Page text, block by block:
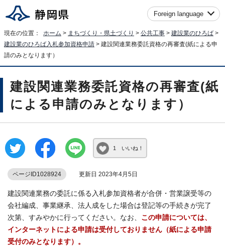
Foreign language
現在の位置： ホーム > まちづくり・県土づくり > 公共工事 > 建設業のひろば >
建設業のひろば入札参加資格申請 > 建設関連業務委託資格の再審査(紙による申
請のみとなります）
建設関連業務委託資格の再審査(紙
による申請のみとなります）
1 いいね！
ページID1028924 更新日 2023年4月5日
建設関連業務の委託に係る入札参加資格者が合併・営業譲受等の
会社編成、事業継承、法人成をした場合は登記等の手続きが完了
次第、すみやかに行ってください。なお、 この申請については、
インターネットによる申請は受付しておりません（紙による申請
受付のみとなります）。